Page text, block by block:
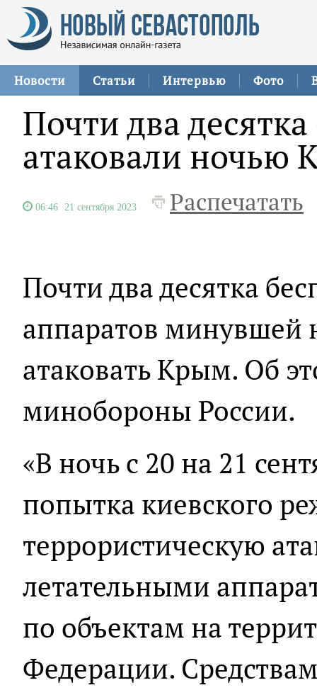
Новости Статьи Интервью Фото
Почти два
атаковали ночью
06:46 21 сентября 2023 Распечатать
Почти два десятка
аппаратов минувшей
атаковать Крым. Об
минобороны России.
«В ночь с 20 на 21
попытка киевского
террористическую
летательными
по объектам на
Федерации.